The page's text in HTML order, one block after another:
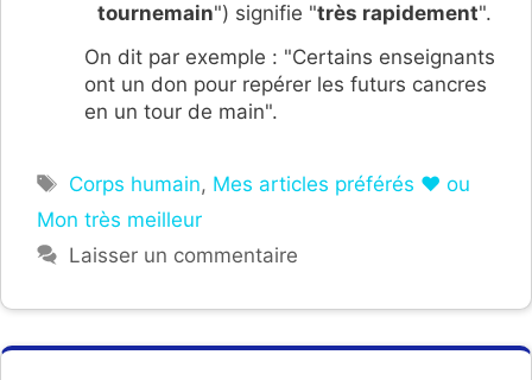
tournemain") signifie "très rapidement".
On dit par exemple : "Certains enseignants
ont un don pour repérer les futurs cancres
en un tour de main".
Étiquettes
Corps humain, Mes articles préférés ❤ ou
Mon très meilleur
Laisser un commentaire